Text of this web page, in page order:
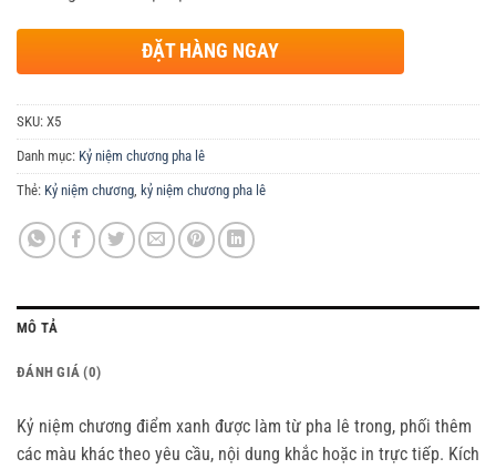
ĐẶT HÀNG NGAY
SKU: X5
Danh mục: Kỷ niệm chương pha lê
Thẻ: Kỷ niệm chương, kỷ niệm chương pha lê
MÔ TẢ
ĐÁNH GIÁ (0)
Kỷ niệm chương điểm xanh được làm từ pha lê trong, phối thêm
các màu khác theo yêu cầu, nội dung khắc hoặc in trực tiếp. Kích